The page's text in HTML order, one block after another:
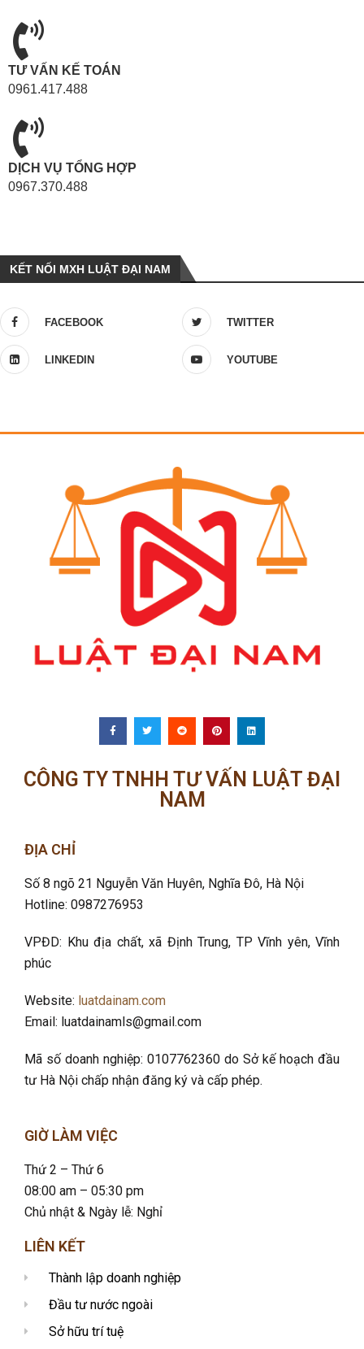
TƯ VẤN KẾ TOÁN
0961.417.488
DỊCH VỤ TỔNG HỢP
0967.370.488
KẾT NỐI MXH LUẬT ĐẠI NAM
FACEBOOK TWITTER
LINKEDIN YOUTUBE
CÔNG TY TNHH TƯ VẤN LUẬT ĐẠI
NAM
ĐỊA CHỈ
Số 8 ngõ 21 Nguyễn Văn Huyên, Nghĩa Đô, Hà Nội
Hotline: 0987276953
VPĐD: Khu địa chất, xã Định Trung, TP Vĩnh yên, Vĩnh
phúc
Website: luatdainam.com
Email: luatdainamls@gmail.com
Mã số doanh nghiệp: 0107762360 do Sở kế hoạch đầu
tư Hà Nội chấp nhận đăng ký và cấp phép.
GIỜ LÀM VIỆC
Thứ 2 – Thứ 6
08:00 am – 05:30 pm
Chủ nhật & Ngày lễ: Nghỉ
LIÊN KẾT
Thành lập doanh nghiệp
Đầu tư nước ngoài
Sở hữu trí tuệ